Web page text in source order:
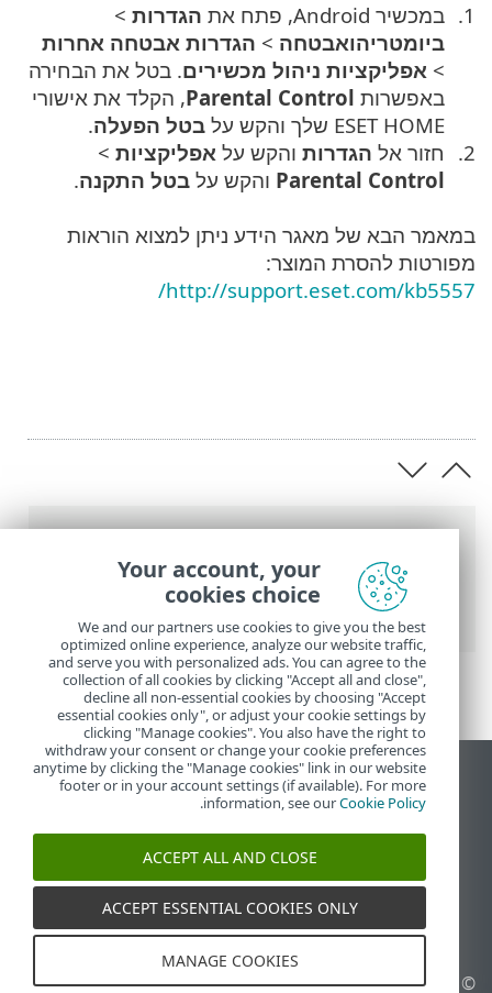
העזרה המקוונת של ESET >
ESET Parental
Control for Android
במכשיר Android, פתח את
הגדרות >
ביומטריהואבטחה > הגדרות אבטחה אחרות
> אפליקציות ניהול מכשירים. בטל את הבחירה
באפשרות Parental Control, הקלד את אישורי
ESET HOME שלך והקש על
בטל הפעלה.
חזור אל הגדרות והקש על אפליקציות >
Parental Control והקש על בטל התקנה.
במאמר הבא של מאגר הידע ניתן למצוא הוראות
מפורטות להסרת המוצר:
http://support.eset.com/kb5557/
הצג את האתר למחשב
End of Life
מאגר הידע של ESET
ESET Status Portal
תמיכה אזורית
©
2026-1992
ESET, spol. s ניהול קובצי Cookie
Your account, your
cookies choice
We and our partners use cookies to give you the best
optimized online experience, analyze our website traffic,
and serve you with personalized ads. You can agree to the
collection of all cookies by clicking "Accept all and close",
decline all non-essential cookies by choosing "Accept
essential cookies only", or adjust your cookie settings by
clicking "Manage cookies". You also have the right to
withdraw your consent or change your cookie preferences
anytime by clicking the "Manage cookies" link in our website
footer or in your account settings (if available). For more
information, see ourCookie Policy
.
ACCEPT ALL AND CLOSE
ACCEPT ESSENTIAL COOKIES ONLY
MANAGE COOKIES